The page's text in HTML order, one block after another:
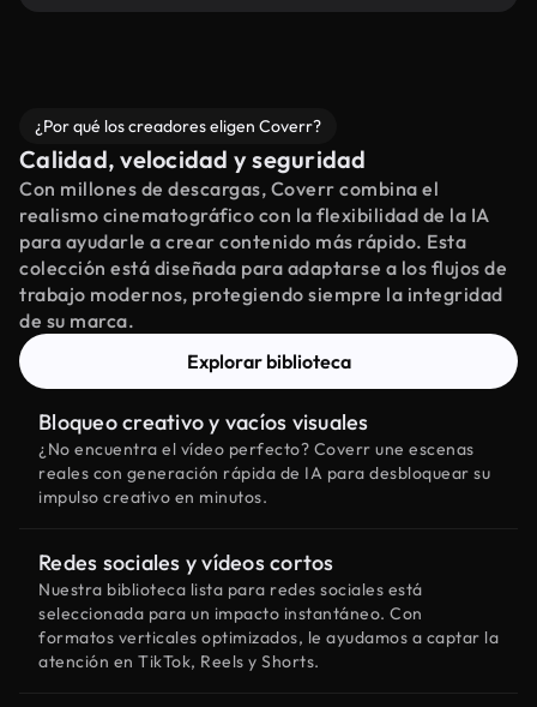
¿Por qué los creadores eligen Coverr?
Calidad, velocidad y seguridad
Con millones de descargas, Coverr combina el
realismo cinematográfico con la flexibilidad de la IA
para ayudarle a crear contenido más rápido. Esta
colección está diseñada para adaptarse a los flujos de
trabajo modernos, protegiendo siempre la integridad
de su marca.
Explorar biblioteca
Bloqueo creativo y vacíos visuales
¿No encuentra el vídeo perfecto? Coverr une escenas
reales con generación rápida de IA para desbloquear su
impulso creativo en minutos.
Redes sociales y vídeos cortos
Nuestra biblioteca lista para redes sociales está
seleccionada para un impacto instantáneo. Con
formatos verticales optimizados, le ayudamos a captar la
atención en TikTok, Reels y Shorts.